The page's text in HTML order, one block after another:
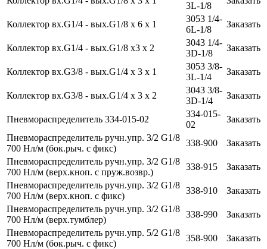
3L-1/8
Коллектор вх.G1/4 - вых.G1/8 x 6 x 1
3053 1/4-
6L-1/8
Заказать
Коллектор вх.G1/4 - вых.G1/8 x3 x 2
3043 1/4-
3D-1/8
Заказать
Коллектор вх.G3/8 - вых.G1/4 x 3 x 1
3053 3/8-
3L-1/4
Заказать
Коллектор вх.G3/8 - вых.G1/4 x 3 x 2
3043 3/8-
3D-1/4
Заказать
Пневмораспределитель 334-015-02
334-015-
02
Заказать
Пневмораспределитель ручн.упр. 3/2 G1/8
700 Нл/м (бок.рыч. с фикс)
338-900
Заказать
Пневмораспределитель ручн.упр. 3/2 G1/8
700 Нл/м (верх.кноп. с пруж.возвр.)
338-915
Заказать
Пневмораспределитель ручн.упр. 3/2 G1/8
700 Нл/м (верх.кноп. с фикс)
338-910
Заказать
Пневмораспределитель ручн.упр. 3/2 G1/8
700 Нл/м (верх.тумблер)
338-990
Заказать
Пневмораспределитель ручн.упр. 5/2 G1/8
700 Нл/м (бок.рыч. с фикс)
358-900 Заказать